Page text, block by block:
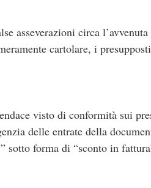
asseverazioni circa
cartolare, i
visto di conformità sui
delle entrate della
sotto forma di “sconto in